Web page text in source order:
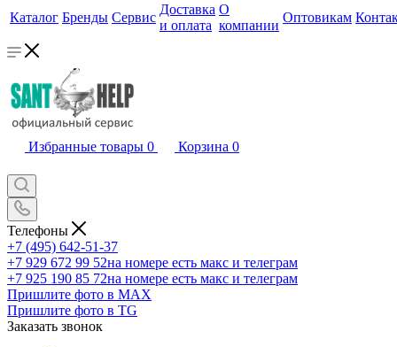
Каталог Бренды Сервис
Доставка
и оплата
О
компании
Оптовикам
Избранные товары 0 Корзина 0
Телефоны
+7 (495) 642-51-37
+7 929 672 99 52на номере есть макс и телеграм
+7 925 190 85 72на номере есть макс и телеграм
Пришлите фото в MAX
Пришлите фото в TG
Заказать звонок